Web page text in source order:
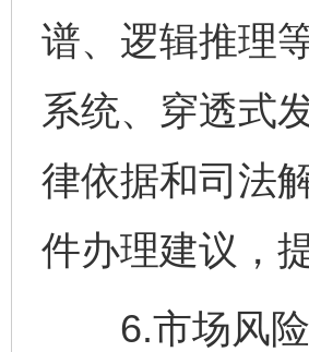
谱、逻辑推理
系统、穿透式
律依据和司法
件办理建议，
6.市场风险